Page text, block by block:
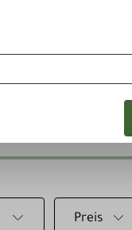
Bauchtaschen
Preis